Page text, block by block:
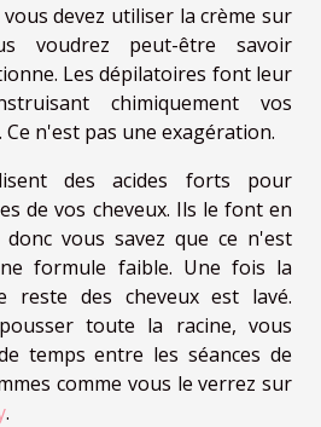
devez utiliser la crème sur
voudrez peut-être savoir
Les dépilatoires font leur
chimiquement vos
Ce n'est pas une exagération.
des acides forts pour
de vos cheveux. Ils le font en
donc vous savez que ce n'est
formule faible. Une fois la
reste des cheveux est lavé.
toute la racine, vous
temps entre les séances de
comme vous le verrez sur
.